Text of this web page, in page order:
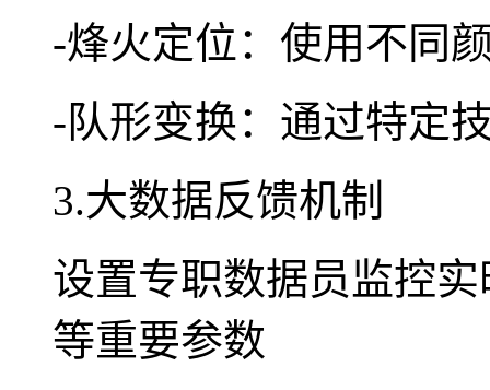
-烽火定位：使用不同
-队形变换：通过特定
3.大数据反馈机制
设置专职数据员监控
等重要参数